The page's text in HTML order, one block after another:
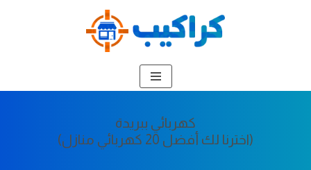
كهربائي ببريدة
(اخترنا لك أفضل 20 كهربائي منازل)